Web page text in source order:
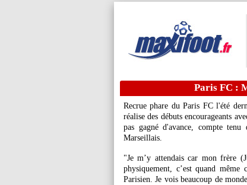
Paris FC :
Recrue phare du Paris FC l'été
réalise des débuts encourageants
pas gagné d'avance, compte
Marseillais.
"Je m’y attendais car mon frère
physiquement, c’est quand
Parisien. Je vois beaucoup de